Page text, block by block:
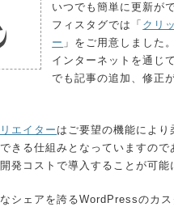
いつでも簡単に更新が
フィスタグでは「 クリ
ー 」をご用意しました。
インターネットを通じ
でも記事の追加、修正
エイター はご要望の機能により
きる仕組みとなっていますので
発コストで導入することが可能
シェアを誇るWordPressのカ